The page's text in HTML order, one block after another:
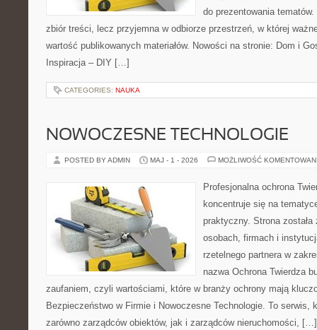
do prezentowania
zbiór treści, lecz przyjemna w odbiorze przestrzeń, w której
wartość publikowanych materiałów. Nowości na stronie: Dom i
Inspiracja – DIY […]
CATEGORIES: NAUKA
NOWOCZESNE TECHNOLOGIE
POSTED BY ADMIN MAJ - 1 - 2026 MOŻLIWOŚĆ
Profesjonalna ochrona
koncentruje się na
praktyczny. Strona
osobach, firmach i
rzetelnego partnera w
nazwa Ochrona Twierdza
zaufaniem, czyli wartościami, które w branży ochrony mają
Bezpieczeństwo w Firmie i Nowoczesne Technologie. To serwis,
zarówno zarządców obiektów, jak i zarządców nieruchomości, […]